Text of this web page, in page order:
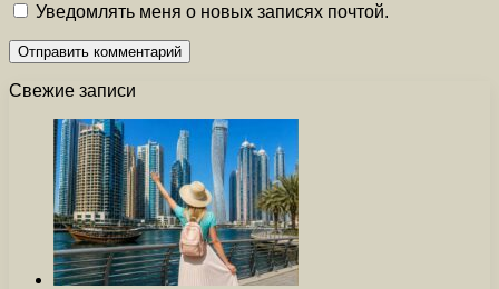
Уведомлять меня о новых записях почтой.
Свежие записи